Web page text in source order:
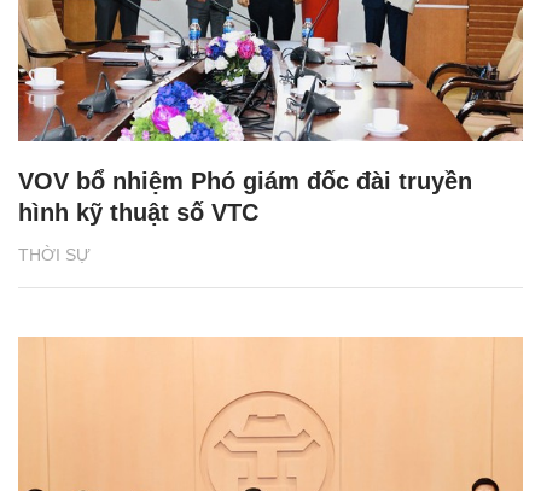
THỜI SỰ
VOV bổ nhiệm Phó giám đốc đài truyền
hình kỹ thuật số VTC